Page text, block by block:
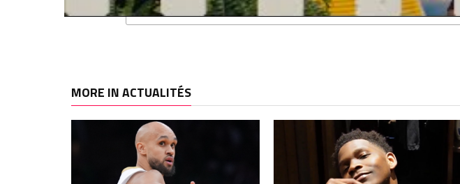
CLICK TO COMMENT
MORE IN ACTUALITÉS